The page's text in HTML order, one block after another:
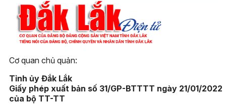
Cơ quan chủ quản:
Tỉnh ủy Đắk Lắk
Giấy phép xuất bản số 31/GP-BTTTT ngày 21/01/2022
của bộ TT-TT